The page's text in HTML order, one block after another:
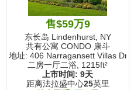
售$59万9
东长岛 Lindenhurst, NY
共有公寓 CONDO 康斗
地址: 406 Narragansett Villas Drive
二房一厅二浴, 1215ft²
上市时间: 9天
距离法拉盛中心25英里